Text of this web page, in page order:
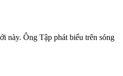
này. Ông Tập phát biểu trên sóng